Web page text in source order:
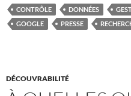
CONTRÔLE DONNÉES
GOOGLE
PRESSE
DÉCOUVRABILITÉ